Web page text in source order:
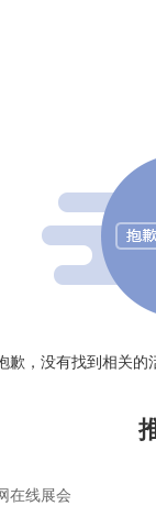
歉，没有找到相关的
在线展会